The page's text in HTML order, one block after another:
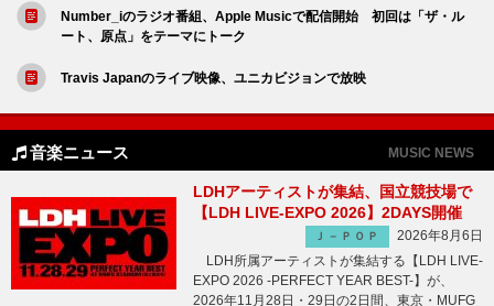
Number_iのラジオ番組、Apple Musicで配信開始 初回は「ザ・ル
ート、原点」をテーマにトーク
Travis Japanのライブ映像、ユニカビジョンで放映
音楽ニュース MUSIC NEWS
LDHアーティストが集結、国立競技場で
【LDH LIVE-EXPO 2026】2DAYS開催
Ｊ－ＰＯＰ
2026年8月6日
LDH所属アーティストが集結する【LDH LIVE-
EXPO 2026 -PERFECT YEAR BEST-】が、
2026年11月28日・29日の2日間、東京・MUFG